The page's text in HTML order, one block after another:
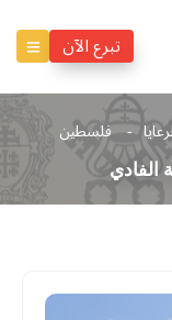
تبرع الآن
فلسطين
الفادي